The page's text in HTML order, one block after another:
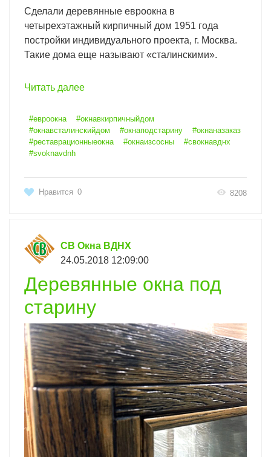
Сделали деревянные евроокна в
четырехэтажный кирпичный дом 1951 года
постройки индивидуального проекта, г. Москва.
Такие дома еще называют «сталинскими».
Читать далее
#евроокна
#окнавкирпичныйдом
#окнавсталинскийдом
#окнаподстарину
#окнаназаказ
#реставрационныеокна
#окнаизсосны
#свокнавднх
#svoknavdnh
Нравится 0 8208
СВ Окна ВДНХ
24.05.2018 12:09:00
Деревянные окна под
старину